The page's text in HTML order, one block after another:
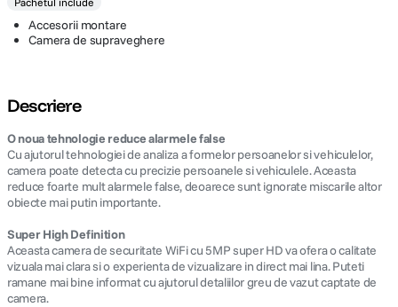
Accesorii montare
Camera de supraveghere
Descriere
O noua tehnologie reduce alarmele false
Cu ajutorul tehnologiei de analiza a formelor persoanelor si vehiculelor,
camera poate detecta cu precizie persoanele si vehiculele. Aceasta
reduce foarte mult alarmele false, deoarece sunt ignorate miscarile altor
obiecte mai putin importante.
Super High Definition
Aceasta camera de securitate WiFi cu 5MP super HD va ofera o calitate
vizuala mai clara si o experienta de vizualizare in direct mai lina. Puteti
ramane mai bine informat cu ajutorul detaliilor greu de vazut captate de
camera.